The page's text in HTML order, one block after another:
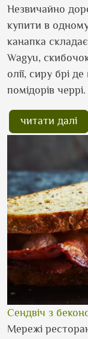
Незвичайно
купити в
канапка
Wagyu,
олії, сиру брі
помідорів черрі.
читати далі
Сендвіч з
Мережі